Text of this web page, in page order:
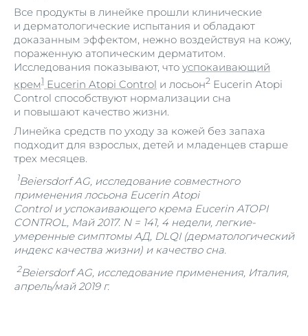
Все продукты в линейке прошли клинические
и дерматологические испытания и обладают
доказанным эффектом, нежно воздействуя на кожу,
пораженную атопическим дерматитом.
Исследования показывают, что успокаивающий
крем1 Eucerin Atopi Control и лосьон2 Eucerin Atopi
Control способствуют нормализации сна
и повышают качество жизни.
Линейка средств по уходу за кожей без запаха
подходит для взрослых, детей и младенцев старше
трех месяцев.
1Beiersdorf AG, исследование совместного
применения лосьона Eucerin Atopi
Control и успокаивающего крема Eucerin ATOPI
CONTROL, Май 2017. N = 141, 4 недели, легкие-
умеренные симптомы АД, DLQI (дерматологический
индекс качества жизни) и качество сна.
2Beiersdorf AG, исследование применения, Италия,
апрель/май 2019 г.